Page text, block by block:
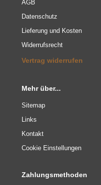
AGB
Datenschutz
Lieferung und Kosten
Widerrufsrecht
Vertrag widerrufen
Mehr über...
Sitemap
Links
Kontakt
Cookie Einstellungen
Zahlungsmethoden